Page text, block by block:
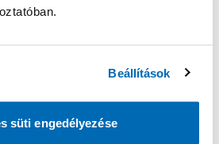
Beállítások
süti engedélyezése